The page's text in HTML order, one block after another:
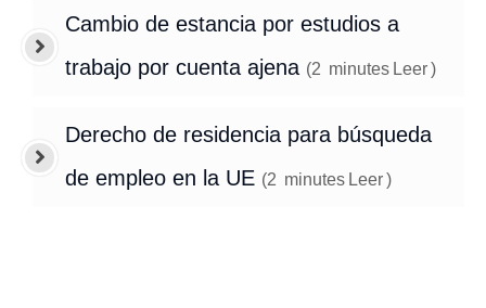
Cambio de estancia por estudios a
trabajo por cuenta ajena (2 minutes Leer)
Derecho de residencia para búsqueda
de empleo en la UE (2 minutes Leer)